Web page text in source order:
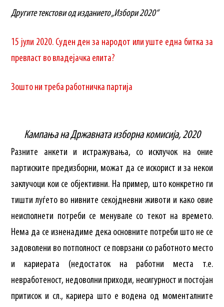
Другите текстови од изданието „Избори 2020“
15 јули 2020. Суден ден за народот или уште една битка за
превласт во владејачка елита?
Зошто ни треба работничка партија
Кампања на Државната изборна комисија, 2020
Разните анкети и истражувања, со исклучок на оние
партиските предизборни, можат да се искорист и за некои
заклучоци кои се објективни. На пример, што конкретно ги
тишти луѓето во нивните секојдневни животи и како овие
неисполнети потреби се менувале со текот на времето.
Нема да се изненадиме дека основните потреби што не се
задоволени во потполност се поврзани со работното место
и кариерата (недостаток на работни места т.е.
невработеност, недоволни приходи, несигурност и постојан
притисок и сл., кариера што е водена од моменталните